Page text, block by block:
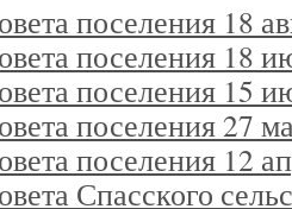
поселения 18
поселения 18
поселения 15
поселения 27
поселения 12
Спасского